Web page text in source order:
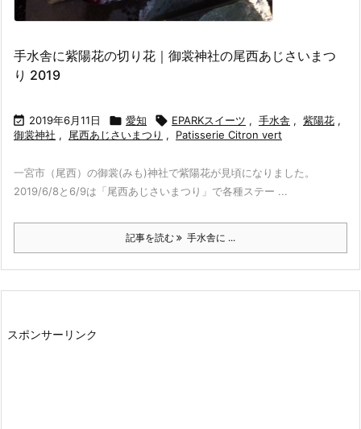
手水舎に紫陽花の切り花｜御裳神社の尾西あじさいまつ
り 2019
 2019年6月11日  愛知  EPARKスイーツ , 手水舎 , 紫陽花 ,
御裳神社 , 尾西あじさいまつり , Patisserie Citron vert
一宮市（尾西）の御裳(みも)神社で紫陽花が見頃になりました。
2019/6/8と6/9は「尾西あじさいまつり」で各種ステー ...
記事を読む 手水舎に ...
スポンサーリンク